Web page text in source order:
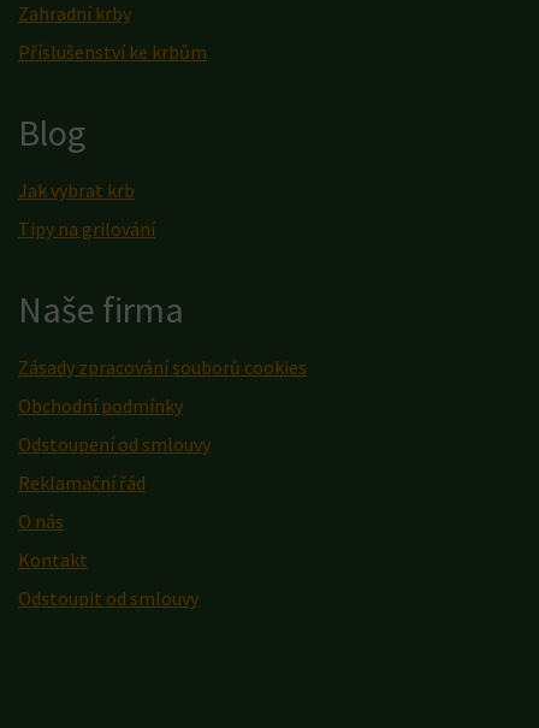
Zahradní krby
Příslušenství ke krbům
Blog
Jak vybrat krb
Tipy na grilování
Naše firma
Zásady zpracování souborů cookies
Obchodní podmínky
Odstoupení od smlouvy
Reklamační řád
O nás
Kontakt
Odstoupit od smlouvy